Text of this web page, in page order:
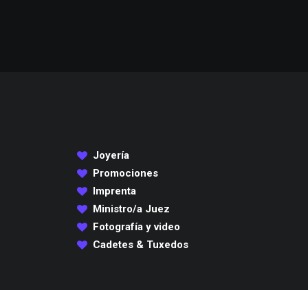
Joyería
Promociones
Imprenta
Ministro/a Juez
Fotografía y video
Cadetes & Tuxedos